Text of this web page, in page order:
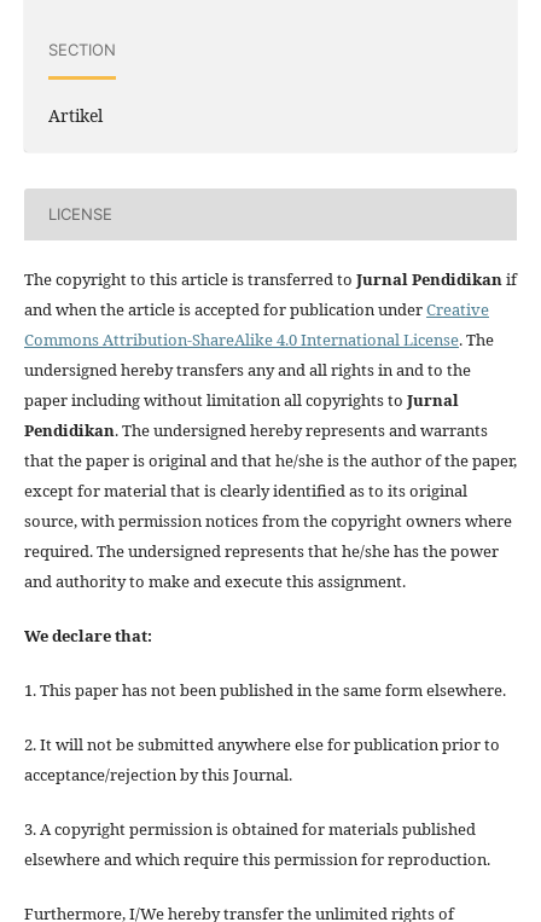
SECTION
Artikel
LICENSE
The copyright to this article is transferred to JurnalPendidikanif
and when the article is accepted for publication underCreative
Commons Attribution-ShareAlike 4.0 International License. The
undersigned hereby transfers any and all rights in and to the
paper including without limitation all copyrights to Jurnal
Pendidikan. The undersigned hereby represents and warrants
that the paper is original and that he/she is the author of the paper,
except for material that is clearly identified as to its original
source, with permission notices from the copyright owners where
required. The undersigned represents that he/she has the power
and authority to make and execute this assignment.
We declare that:
1. This paper has not been published in the same form elsewhere.
2. It will not be submitted anywhere else for publication prior to
acceptance/rejection by this Journal.
3. A copyright permission is obtained for materials published
elsewhere and which require this permission for reproduction.
Furthermore, I/We hereby transfer the unlimited rights of